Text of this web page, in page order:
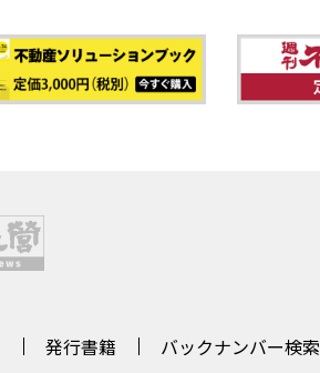
発行書籍 バックナンバー検索